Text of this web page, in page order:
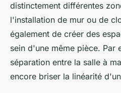
distinctement différentes
l'installation de mur ou de
également de créer des
sein d'une même pièce. Par
séparation entre la salle à
encore briser la linéarité